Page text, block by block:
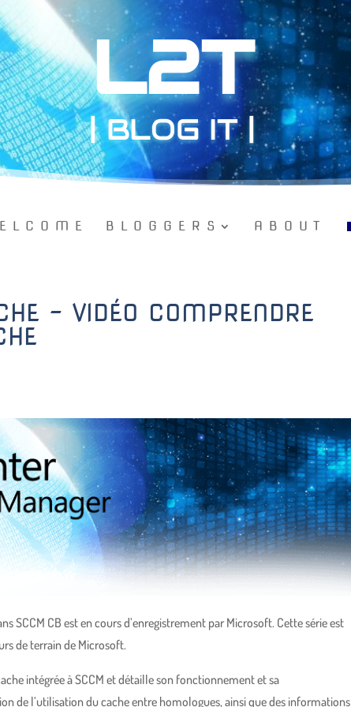
L2T
| BLOG IT |
BLOGGERS ABOUT
– VIDÉO COMPRENDRE
SCCM CB est en cours d’enregistrement par Microsoft. Cette série est
de terrain de Microsoft.
intégrée à SCCM et détaille son fonctionnement et sa
de l’utilisation du cache entre homologues, ainsi que des informations